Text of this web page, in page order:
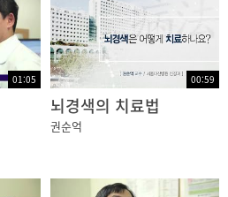
01:05 00:59
뇌경색의 치료법
권순억